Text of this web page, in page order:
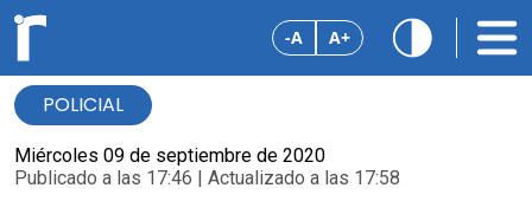
-A A+
POLICIAL
Miércoles 09 de septiembre de 2020
Publicado a las 17:46 | Actualizado a las 17:58